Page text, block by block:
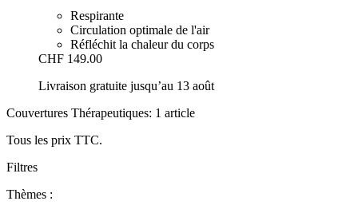
Respirante
Circulation optimale de l'air
Réfléchit la chaleur du corps
CHF 149.00
Livraison gratuite jusqu’au 13 août
Couvertures Thérapeutiques: 1 article
Tous les prix TTC.
Filtres
Thèmes :